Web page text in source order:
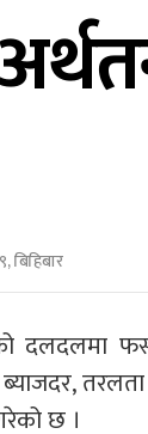
बिहिबार
दलदलमा
छ ।